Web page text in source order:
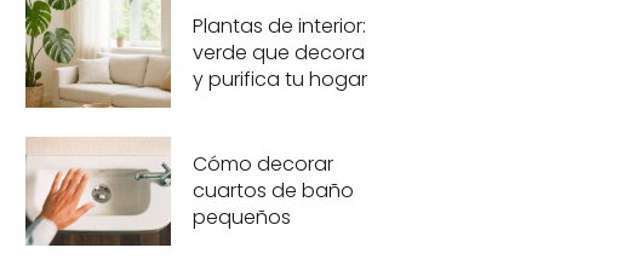
Plantas de interior:
verde que decora
y purifica tu hogar
Cómo decorar
cuartos de baño
pequeños